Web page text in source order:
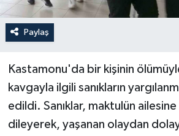
Paylaş
Kastamonu'da bir kişinin
kavgayla ilgili sanıkların
edildi. Sanıklar, maktulün ailesine
dileyerek, yaşanan olaydan
YAŞAM